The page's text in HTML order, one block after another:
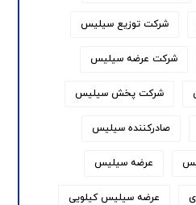
شرکت توزیع سیلیس
شرکت عرضه سیلیس
شرکت پخش سیلیس
صادرکننده سیلیس
عرضه سیلیس
عرضه سیلیس کیلویی